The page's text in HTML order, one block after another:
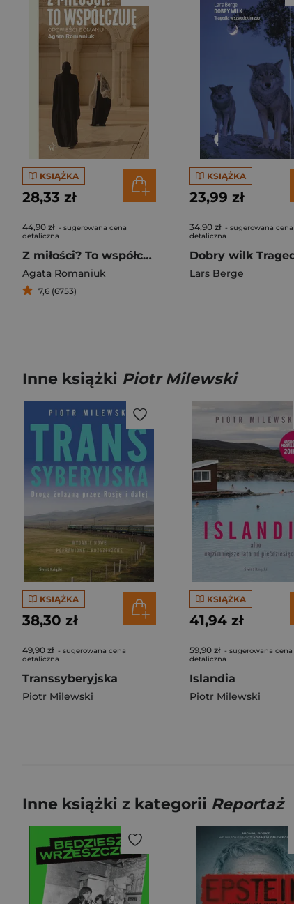
KSIĄŻKA
28,33 zł
44,90 zł - sugerowana cena
detaliczna
Z miłości? To współczuję Opowieści z Omanu
Agata Romaniuk
7,6 (6753)
KSIĄŻKA
23,99 zł
34,90 zł - sugerowana cena
detaliczna
Lars Berge
Inne książki Piotr Milewski
KSIĄŻKA
38,30 zł
49,90 zł - sugerowana cena
detaliczna
Transsyberyjska
Piotr Milewski
KSIĄŻKA
41,94 zł
59,90 zł - sugerowana cena
detaliczna
Islandia
Piotr Milewski
Inne książki z kategorii Reportaż